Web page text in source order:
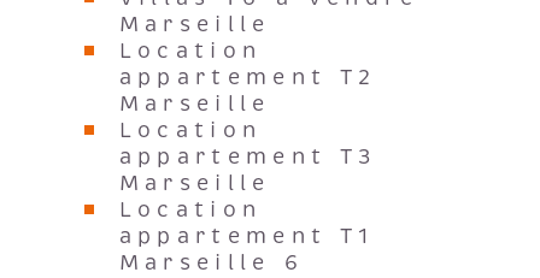
Marseille
Location
appartement T2
Marseille
Location
appartement T3
Marseille
Location
appartement T1
Marseille 6